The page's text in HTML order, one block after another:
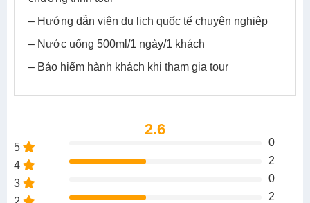
GỬI ĐÁNH GIÁ
Most helpful reviews